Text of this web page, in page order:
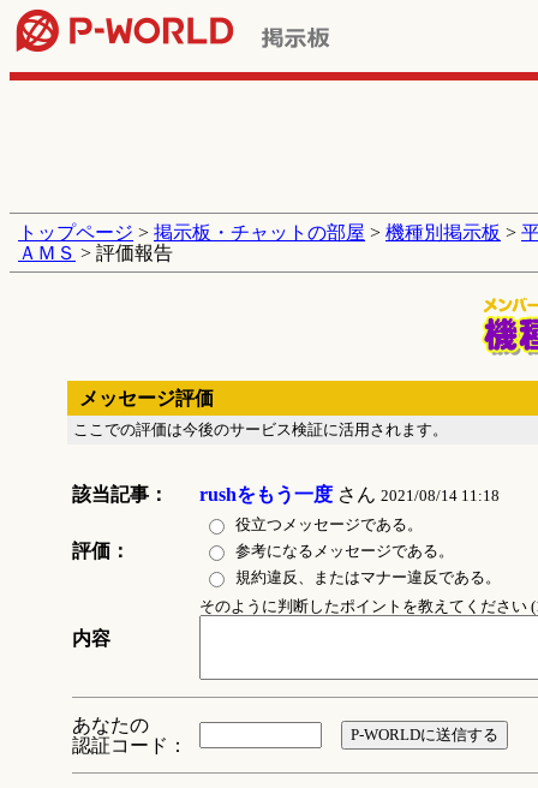
トップページ > 掲示板・チャットの部屋 > 機種別掲示板 >
ＡＭＳ > 評価報告
メッセージ評価
ここでの評価は今後のサービス検証に活用されます。
該当記事： rushをもう一度さん 2021/08/14 11:18
評価：
役立つメッセージである。
参考になるメッセージである。
規約違反、またはマナー違反である。
内容
そのように判断したポイントを教えてください
あなたの
認証コード：